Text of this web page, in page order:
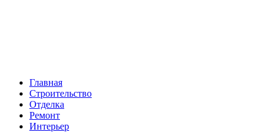
Главная
Строительство
Отделка
Ремонт
Интерьер